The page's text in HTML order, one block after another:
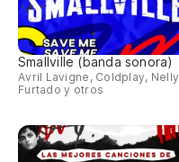
Smallville (banda sonora)
Avril Lavigne, Coldplay, Nelly
Furtado y otros